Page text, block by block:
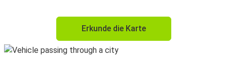
Erkunde die Karte